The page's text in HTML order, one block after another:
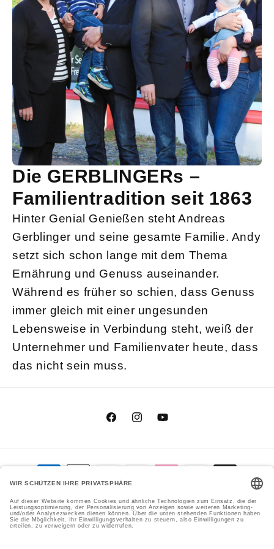
Die GERBLINGERs –
Familientradition seit 1863
Hinter Genial Genießen steht Andreas
Gerblinger und seine gesamte Familie. Andy
setzt sich schon lange mit dem Thema
Ernährung und Genuss auseinander.
Während es früher so schien, dass Genuss
immer gleich mit einer ungesunden
Lebensweise in Verbindung steht, weiß der
Unternehmer und Familienvater heute, dass
das nicht sein muss.
FacebookInstagram
Zahlungsmethoden
© 2026,Genial Genießen GmbHCookie-Einstellungen